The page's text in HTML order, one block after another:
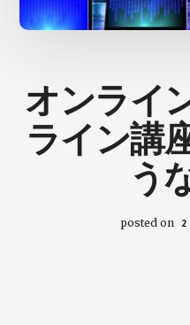
オンライ
ライン講
う
posted on